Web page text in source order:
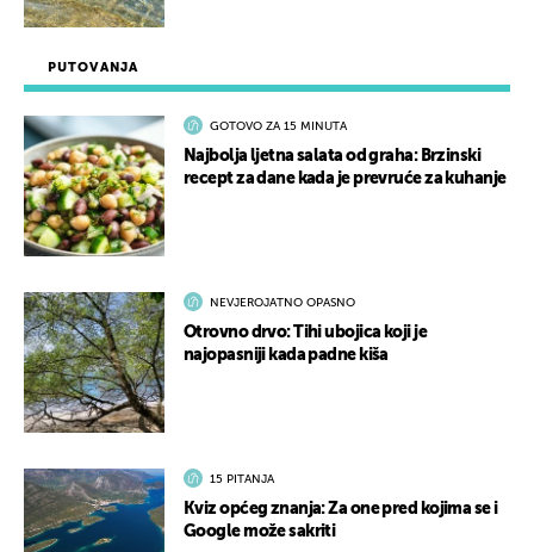
PUTOVANJA
GOTOVO ZA 15 MINUTA
Najbolja ljetna salata od graha: Brzinski
recept za dane kada je prevruće za kuhanje
NEVJEROJATNO OPASNO
Otrovno drvo: Tihi ubojica koji je
najopasniji kada padne kiša
15 PITANJA
Kviz općeg znanja: Za one pred kojima se i
Google može sakriti